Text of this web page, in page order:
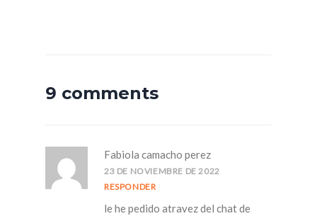
9 comments
Fabiola camacho perez
23 DE NOVIEMBRE DE 2022
RESPONDER
le he pedido atravez del chat de